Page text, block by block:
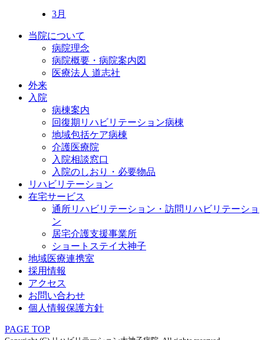
3月
当院について
病院理念
病院概要・病院案内図
医療法人 道志社
外来
入院
病棟案内
回復期リハビリテーション病棟
地域包括ケア病棟
介護医療院
入院相談窓口
入院のしおり・必要物品
リハビリテーション
在宅サービス
通所リハビリテーション・訪問リハビリテーショ
ン
居宅介護支援事業所
ショートステイ大神子
地域医療連携室
採用情報
アクセス
お問い合わせ
個人情報保護方針
PAGE TOP